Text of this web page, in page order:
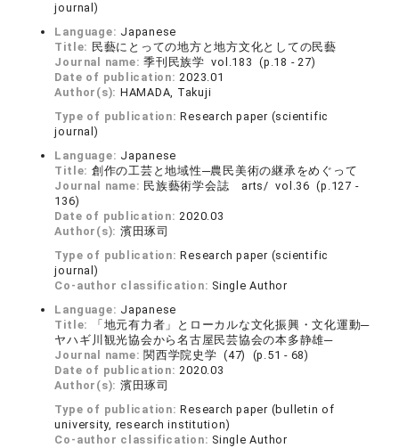
journal)
Language: Japanese
Title: 民藝にとっての地方と地方文化としての民藝
Journal name:季刊民族学 vol.183 (p.18 - 27)
Date of publication:2023.01
Author(s): HAMADA, Takuji
Type of publication:Research paper (scientific
journal)
Language: Japanese
Title: 創作の工芸と地域性─農民美術の継承をめぐって
Journal name: 民族藝術学会誌 arts/ vol.36 (p.127 -
136)
Date of publication:2020.03
Author(s): 濱田琢司
Type of publication:Research paper (scientific
journal)
Co-author classification: Single Author
Language: Japanese
Title:
「地元有力者」とローカルな文化振興・文化運動─
ヤハギ川観光協会から名古屋民芸協会の本多静雄─
Journal name: 関西学院史学 (47) (p.51 - 68)
Date of publication:2020.03
Author(s): 濱田琢司
Type of publication:Research paper (bulletin of
university, research institution)
Co-author classification: Single Author